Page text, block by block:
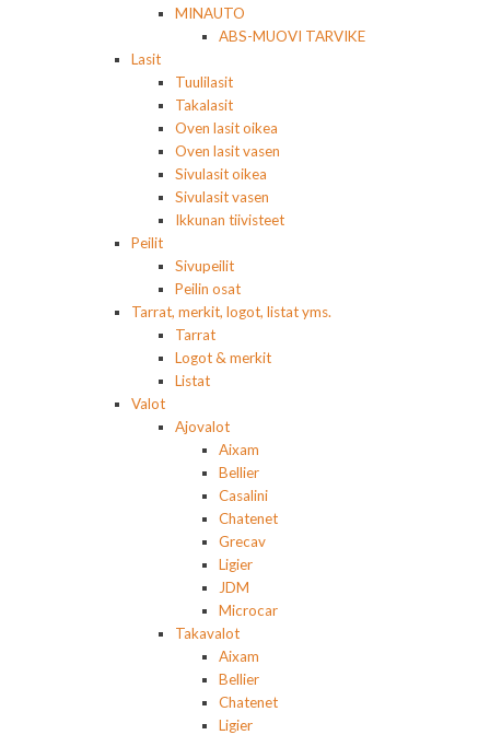
MINAUTO
ABS-MUOVI TARVIKE
Lasit
Tuulilasit
Takalasit
Oven lasit oikea
Oven lasit vasen
Sivulasit oikea
Sivulasit vasen
Ikkunan tiivisteet
Peilit
Sivupeilit
Peilin osat
Tarrat, merkit, logot, listat yms.
Tarrat
Logot & merkit
Listat
Valot
Ajovalot
Aixam
Bellier
Casalini
Chatenet
Grecav
Ligier
JDM
Microcar
Takavalot
Aixam
Bellier
Chatenet
Ligier